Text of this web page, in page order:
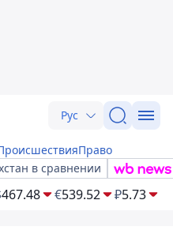
Рус
Право
в сравнении
467.48 €539.52 ₽5.73